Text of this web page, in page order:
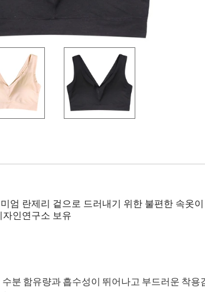
엄 란제리 겉으로 드러내기 위한 불편한 속옷
인연구소 보유
분 함유량과 흡수성이 뛰어나고 부드러운 착용